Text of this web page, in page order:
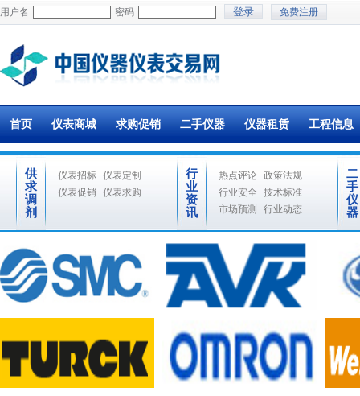
用户名 密码 免费注册
首页 仪表商城 求购促销 二手仪器 仪器租赁 工程信息
供
求
调
剂
仪表招标 仪表定制
仪表促销
仪表求购
行
业
资
讯
热点评论 政策法规
行业安全
技术标准
市场预测
行业动态
二
手
仪
器